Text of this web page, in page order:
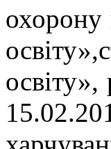
охорону
освіту»,